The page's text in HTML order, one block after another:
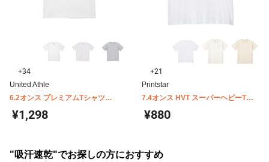
+34
United Athle
6.2オンス プレミアムTシャツ
United Athle 5942-01
¥1,298
+21
Printstar
7.4オンス HVT スーパーヘビーTシ
ャツ 00148-HVT
¥880
"吸汗速乾"でお探しの方におすすめ